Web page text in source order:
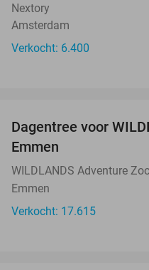
Nextory
Amsterdam
Verkocht: 6.400
Dagentree voor
Emmen
WILDLANDS Adventure
Emmen
Verkocht: 17.615